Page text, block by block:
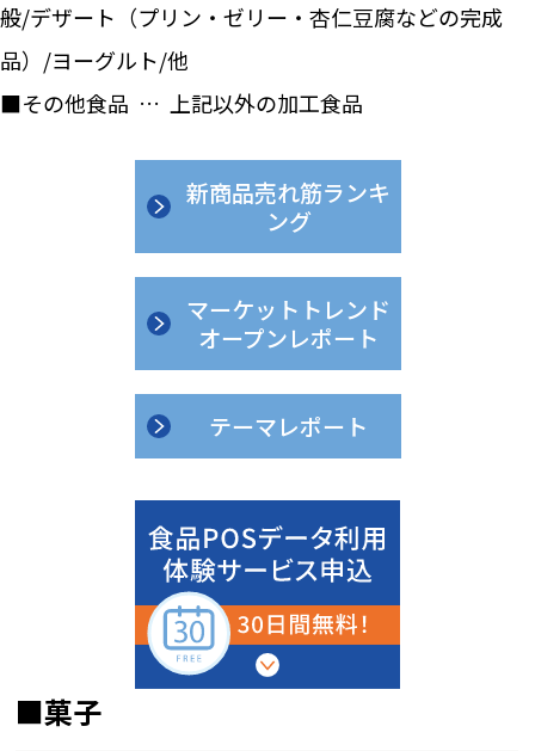
般/デザート（プリン・ゼリー・杏仁豆腐などの完成
品）/ヨーグルト/他
■その他食品 … 上記以外の加工食品
新商品売れ筋ランキ
ング
マーケットトレンド
オープンレポート
テーマレポート
■菓子